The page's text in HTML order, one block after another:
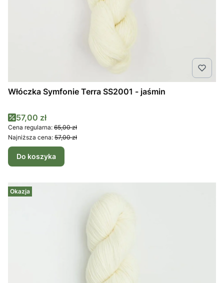
Włóczka Symfonie Terra SS2001 - jaśmin
Cena promocyjna
57,00 zł
Cena regularna: 65,00 zł
Najniższa cena: 57,00 zł
Do koszyka
Okazja